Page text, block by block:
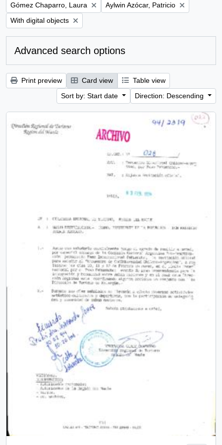
Remove filter:
Gómez Chaparro, Laura Remove filter:
Aylwin Azócar, Patricio
Remove filter:
With digital objects
Advanced search options
Print preview Card view
Table view
Sort by: Start date
Direction: Descending